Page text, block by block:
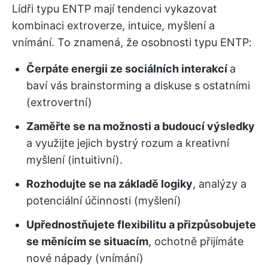
Lídři typu ENTP mají tendenci vykazovat
kombinaci extroverze, intuice, myšlení a
vnímání. To znamená, že osobnosti typu ENTP:
Čerpáte energii ze sociálních interakcí a
baví vás brainstorming a diskuse s ostatními
(extrovertní)
Zaměřte se na možnosti a budoucí výsledky
a využijte jejich bystrý rozum a kreativní
myšlení (intuitivní).
Rozhodujte se na základě logiky, analýzy a
potenciální účinnosti (myšlení)
Upřednostňujete flexibilitu a přizpůsobujete
se měnícím se situacím, ochotně přijímáte
nové nápady (vnímání)